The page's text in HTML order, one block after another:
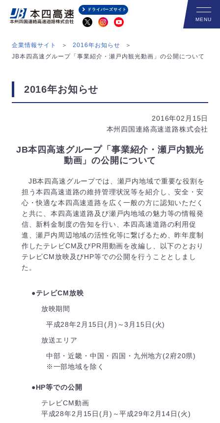
ドライバーズサイト
企業情報サイト
2016年お知らせ
JB本四高速グループ「事業紹介・瀬戸内観光動画」の公開について
2016年お知らせ
2016年02月15日
本州四国連絡高速道路株式会社
JB本四高速グループ「事業紹介・瀬戸内観光
動画」の公開について
JB本四高速グループでは、瀬戸内地域で重要な役割を
担う本四高速道路の維持管理状況等を紹介し、安全・安
心・快適な本四高速道路を広く一般の方に認知いただく
と共に、本四高速道路及び瀬戸内地域の魅力等の情報発
信、新料金制度の告知を行い、本四高速道路の利用促
進、瀬戸内周辺地域の活性化等に繋げるため、昨年度制
作したテレビCM及びPR用動画を改編し、以下のとおり
テレビCM放映及びHP等での公開を行うこととしまし
た。
●テレビCM放映
放映期間
平成28年2月15日(月)～3月15日(火)
放送エリア
中部・近畿・中国・四国・九州地方(2府20県)
※一部地域を除く
●HP等での公開
テレビCM動画
平成28年2月15日(月)～平成29年2月14日(火)